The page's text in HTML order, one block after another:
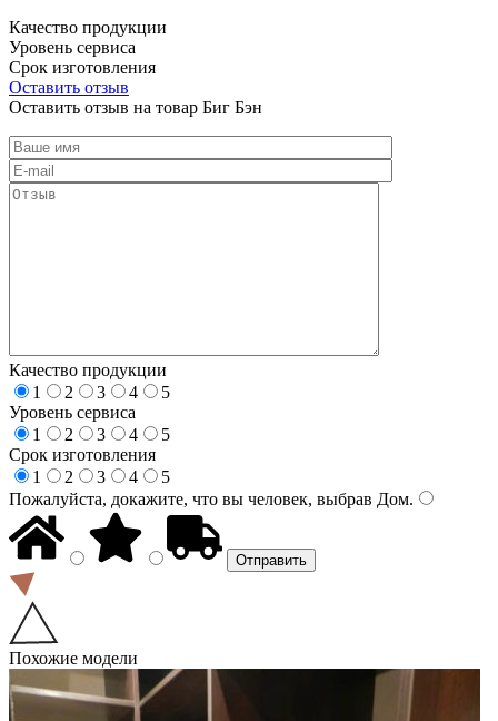
Качество продукции
Уровень сервиса
Срок изготовления
Оставить отзыв
Оставить отзыв на товар Биг Бэн
Качество продукции
1
2 3 4
5
Уровень сервиса
1
2 3 4
5
Срок изготовления
1
2 3 4
5
Пожалуйста, докажите, что вы человек, выбрав Дом.
Похожие модели